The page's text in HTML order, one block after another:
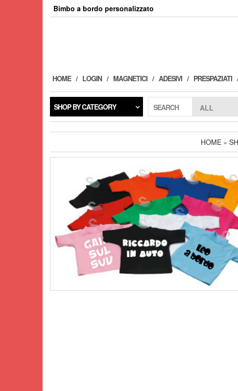
Bimbo a bordo personalizzato
HOME LOGIN MAGNETICI ADESIVI PRESPAZIATI
SHOP BY CATEGORY SEARCH
HOME »